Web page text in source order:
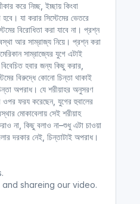
করে নিচ্ছ, ইচ্ছায় কিংবা
যা করার সিস্টেমের ভেতরে
বিরোধিতা করা যাবে না। প্রশ্ন
আর সাম্রাজ্য নিয়ে। প্রশ্ন করা
সাম্রাজ্যের যুগে এটাই
হবার জন্য কিছু করার,
বিরুদ্ধে কোনো চিন্তা থাকাই
অপরাধ। যে শরীয়াহর অনুসরণ
ওপর ফরয করেছেন, যুগের হুবালের
মোকাবেলায় সেই শরীয়াহ
না, কিছু বলাও না–শুধু এটা চাওয়া
দরকার নেই, চিন্তাটাই অপরাধ।
shareing our video.